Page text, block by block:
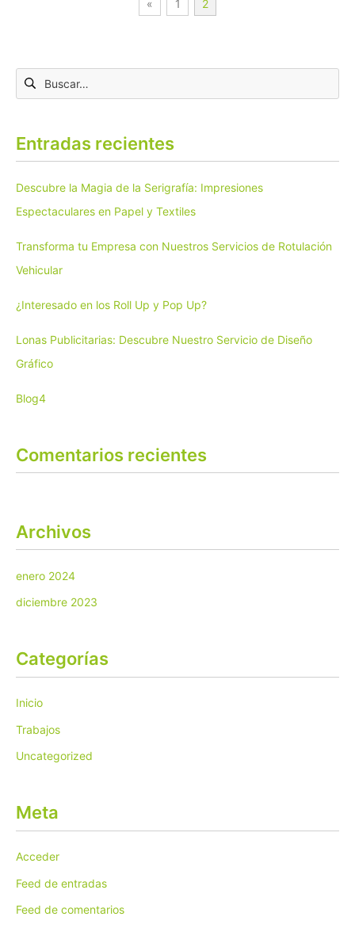
Paginación
entradas
« 1 2
Buscar:
Entradas recientes
Descubre la Magia de la Serigrafía: Impresiones
Espectaculares en Papel y Textiles
Transforma tu Empresa con Nuestros Servicios de Rotulación
Vehicular
¿Interesado en los Roll Up y Pop Up?
Lonas Publicitarias: Descubre Nuestro Servicio de Diseño
Gráfico
Blog4
Comentarios recientes
Archivos
enero 2024
diciembre 2023
Categorías
Inicio
Trabajos
Uncategorized
Meta
Acceder
Feed de entradas
Feed de comentarios